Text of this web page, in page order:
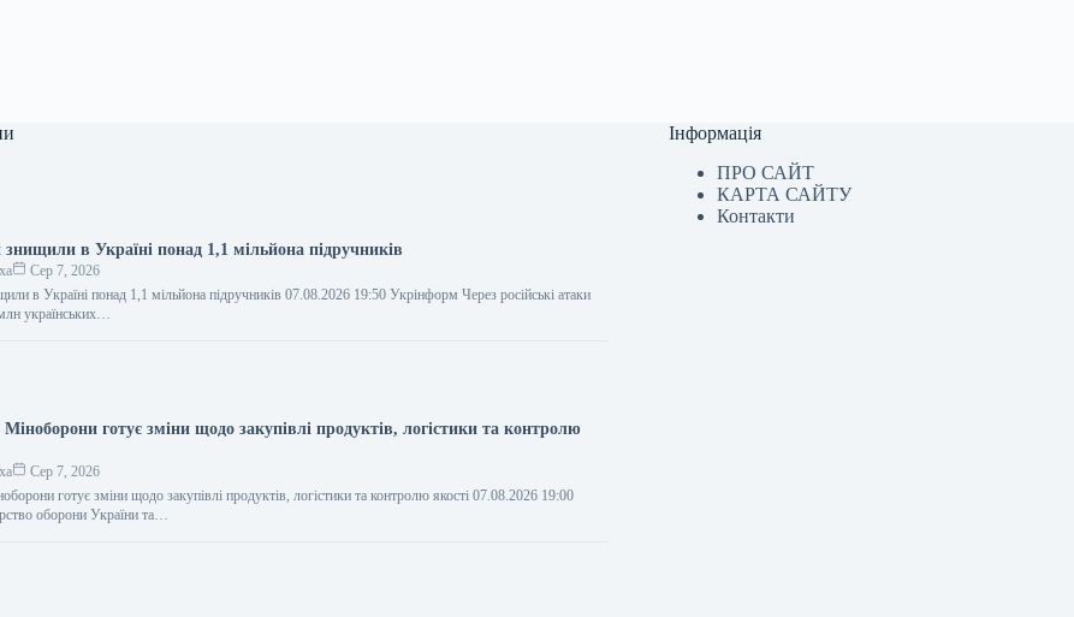
знищили в Україні понад 1,1 мільйона підручників
Сер 7, 2026
в Україні понад 1,1 мільйона підручників 07.08.2026 19:50 Укрінформ Через російські атаки
українських…
готує зміни щодо закупівлі продуктів, логістики та контролю
Сер 7, 2026
готує зміни щодо закупівлі продуктів, логістики та контролю якості 07.08.2026 19:00
оборони України та…
Інформація
ПРО САЙТ
КАРТА САЙТУ
Контакти